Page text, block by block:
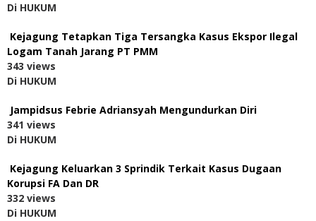
Di HUKUM
Kejagung Tetapkan Tiga Tersangka Kasus Ekspor Ilegal
Logam Tanah Jarang PT PMM
343 views
Di HUKUM
Jampidsus Febrie Adriansyah Mengundurkan Diri
341 views
Di HUKUM
Kejagung Keluarkan 3 Sprindik Terkait Kasus Dugaan
Korupsi FA Dan DR
332 views
Di HUKUM